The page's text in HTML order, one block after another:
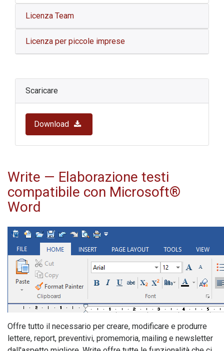
Licenza Team
Licenza per piccole imprese
Scaricare
Download
Write — Elaborazione testi
compatibile con Microsoft®
Word
Offre tutto il necessario per creare, modificare e produrre
lettere, report, preventivi, promemoria, mailing e newsletter